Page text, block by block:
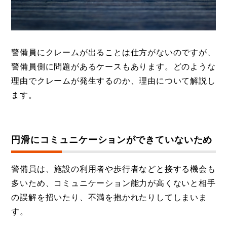
警備員にクレームが出ることは仕方がないのですが、
警備員側に問題があるケースもあります。どのような
理由でクレームが発生するのか、理由について解説し
ます。
円滑にコミュニケーションができていないため
警備員は、施設の利用者や歩行者などと接する機会も
多いため、コミュニケーション能力が高くないと相手
の誤解を招いたり、不満を抱かれたりしてしまいま
す。